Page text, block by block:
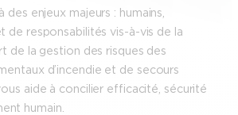
enjeux majeurs : humains,
de responsabilités vis-à-vis de la
de la gestion des risques des
d’incendie et de secours
aide à concilier efficacité, sécurité
humain.